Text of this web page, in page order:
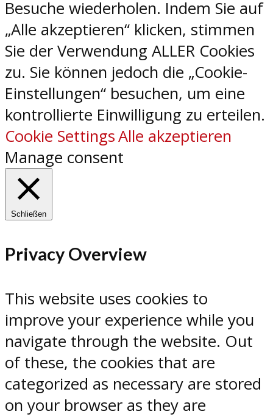
Besuche wiederholen. Indem Sie auf
„Alle akzeptieren“ klicken, stimmen
Sie der Verwendung ALLER Cookies
zu. Sie können jedoch die „Cookie-
Einstellungen“ besuchen, um eine
kontrollierte Einwilligung zu erteilen.
Cookie SettingsAlle akzeptieren
Manage consent
Schließen
Privacy Overview
This website uses cookies to
improve your experience while you
navigate through the website. Out
of these, the cookies that are
categorized as necessary are stored
on your browser as they are